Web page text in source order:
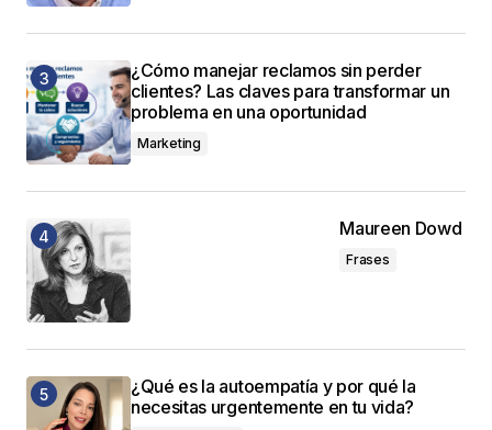
¿Cómo manejar reclamos sin perder
clientes? Las claves para transformar un
problema en una oportunidad
Marketing
Maureen Dowd
Frases
¿Qué es la autoempatía y por qué la
necesitas urgentemente en tu vida?